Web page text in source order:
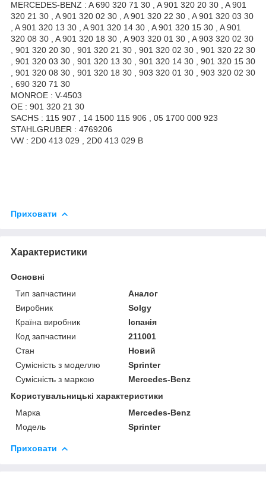
MERCEDES-BENZ : A 690 320 71 30 , A 901 320 20 30 , A 901
320 21 30 , A 901 320 02 30 , A 901 320 22 30 , A 901 320 03 30
, A 901 320 13 30 , A 901 320 14 30 , A 901 320 15 30 , A 901
320 08 30 , A 901 320 18 30 , A 903 320 01 30 , A 903 320 02 30
, 901 320 20 30 , 901 320 21 30 , 901 320 02 30 , 901 320 22 30
, 901 320 03 30 , 901 320 13 30 , 901 320 14 30 , 901 320 15 30
, 901 320 08 30 , 901 320 18 30 , 903 320 01 30 , 903 320 02 30
, 690 320 71 30
MONROE : V-4503
OE : 901 320 21 30
SACHS : 115 907 , 14 1500 115 906 , 05 1700 000 923
STAHLGRUBER : 4769206
VW : 2D0 413 029 , 2D0 413 029 B
Приховати
Характеристики
Основні
Тип запчастини
Аналог
Виробник
Solgy
Країна виробник
Іспанія
Код запчастини
211001
Стан
Новий
Сумісність з моделлю
Sprinter
Сумісність з маркою
Mercedes-Benz
Користувальницькі характеристики
Марка
Mercedes-Benz
Модель
Sprinter
Приховати